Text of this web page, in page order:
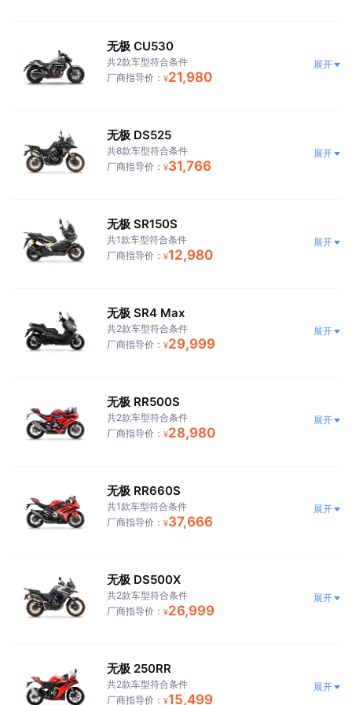
无极 CU530
共2款车型符合条件
厂商指导价： ¥21,980
展开
无极 DS525
共8款车型符合条件
厂商指导价： ¥31,766
展开
无极 SR150S
共1款车型符合条件
厂商指导价： ¥12,980
展开
无极 SR4 Max
共2款车型符合条件
厂商指导价： ¥29,999
展开
无极 RR500S
共2款车型符合条件
厂商指导价： ¥28,980
展开
无极 RR660S
共1款车型符合条件
厂商指导价： ¥37,666
展开
无极 DS500X
共2款车型符合条件
厂商指导价： ¥26,999
展开
无极 250RR
共2款车型符合条件
厂商指导价： ¥15,499
展开